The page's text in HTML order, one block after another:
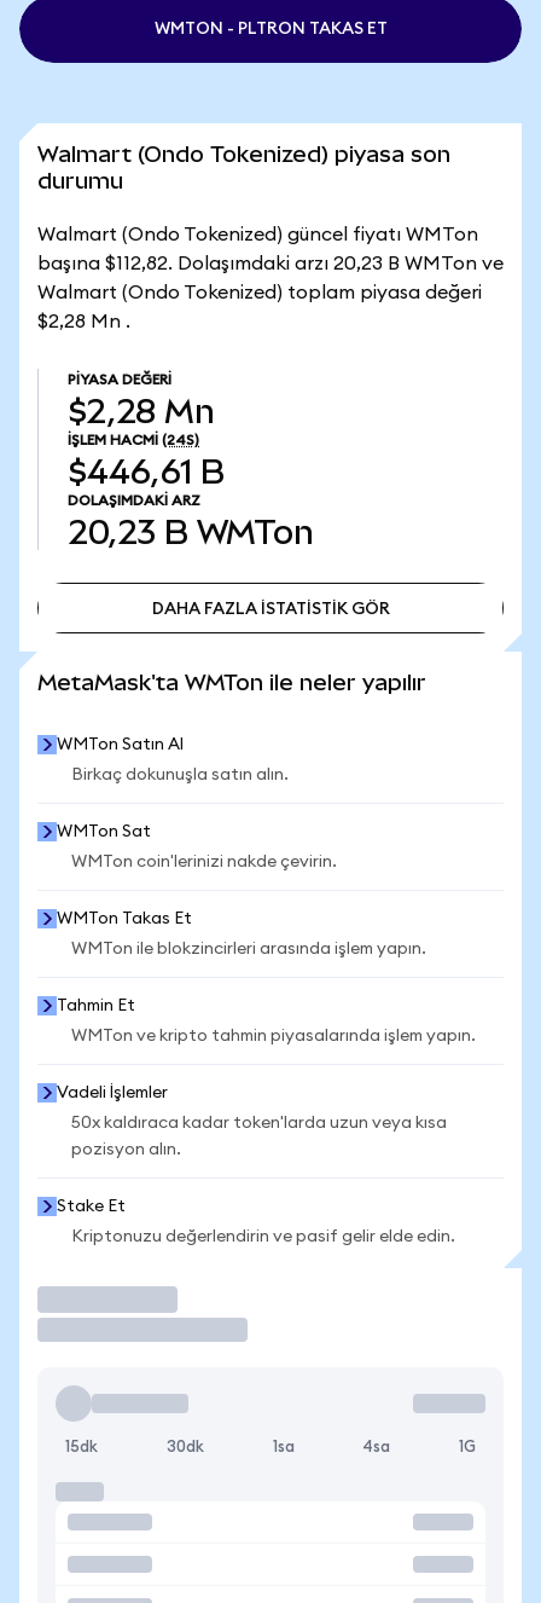
WMTON - PLTRON TAKAS ET
Walmart (Ondo Tokenized) piyasa son
durumu
Walmart (Ondo Tokenized) güncel fiyatı WMTon
başına $112,82. Dolaşımdaki arzı 20,23 B WMTon ve
Walmart (Ondo Tokenized) toplam piyasa değeri
$2,28 Mn .
PIYASA DEĞERI
$2,28 Mn
İŞLEM HACMI (24S)
$446,61 B
DOLAŞIMDAKI ARZ
20,23 B WMTon
DAHA FAZLA İSTATİSTİK GÖR
MetaMask'ta WMTon ile neler yapılır
WMTon Satın Al
Birkaç dokunuşla satın alın.
WMTon Sat
WMTon coin'lerinizi nakde çevirin.
WMTon Takas Et
WMTon ile blokzincirleri arasında işlem yapın.
Tahmin Et
WMTon ve kripto tahmin piyasalarında işlem yapın.
Vadeli İşlemler
50x kaldıraca kadar token'larda uzun veya kısa
pozisyon alın.
Stake Et
Kriptonuzu değerlendirin ve pasif gelir elde edin.
15dk 30dk 1sa 4sa 1G